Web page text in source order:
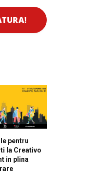
pentru
la Creativo
in plina